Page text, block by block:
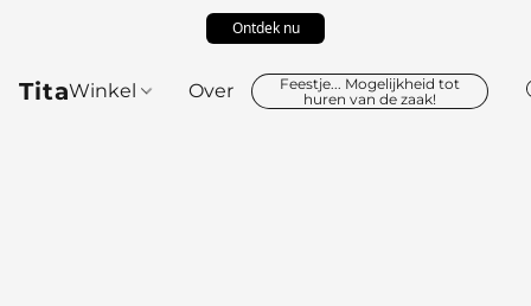
Ontdek nu
TitaWinkel Over
Feestje... Mogelijkheid tot
huren van de zaak!